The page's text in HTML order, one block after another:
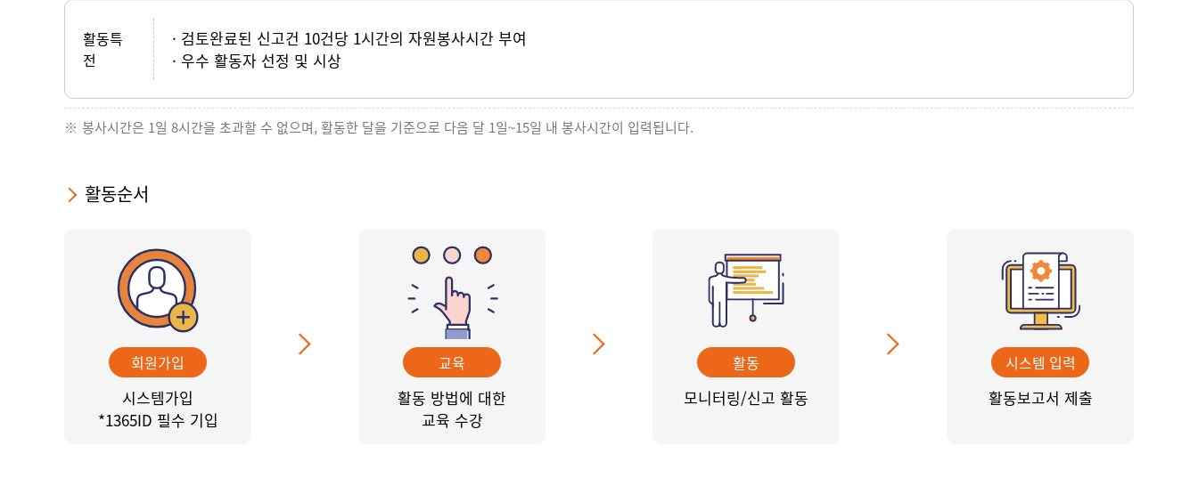
활동특
전
검토완료된 신고건 10건당 1시간의 자원봉사시간 부여
우수 활동자 선정 및 시상
봉사시간은 1일 8시간을 초과할 수 없으며, 활동한 달을 기준으로 다음 달 1일~15일 내 봉사시간이 입력됩니다.
활동순서
회원가입
시스템가입
*1365ID 필수 기입
교육
활동 방법에 대한
교육 수강
활동
모니터링/신고 활동
시스템 입력
활동보고서 제출